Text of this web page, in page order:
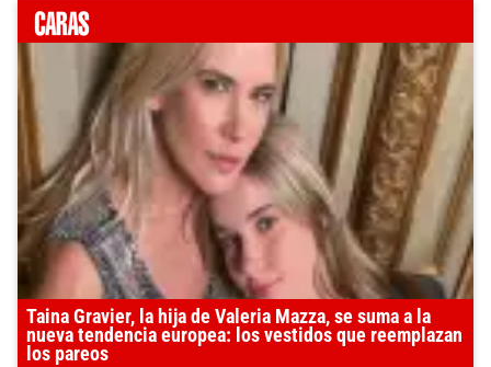
Taina Gravier, la hija de Valeria Mazza, se suma a la
nueva tendencia europea: los vestidos que reemplazan
los pareos